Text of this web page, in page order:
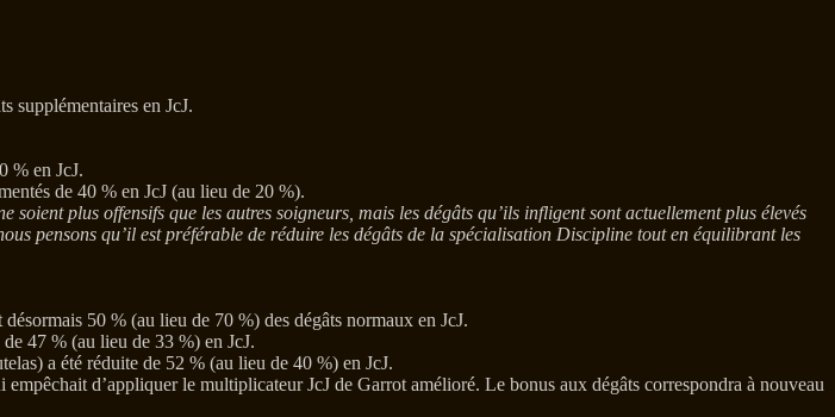
supplémentaires en JcJ.
% en JcJ.
de 40 % en JcJ (au lieu de 20 %).
plus offensifs que les autres soigneurs, mais les dégâts qu’ils infligent sont actuellement plus élevés
pensons qu’il est préférable de réduire les dégâts de la spécialisation Discipline tout en équilibrant les
50 % (au lieu de 70 %) des dégâts normaux en JcJ.
47 % (au lieu de 33 %) en JcJ.
a été réduite de 52 % (au lieu de 40 %) en JcJ.
d’appliquer le multiplicateur JcJ de Garrot amélioré. Le bonus aux dégâts correspondra à nouveau